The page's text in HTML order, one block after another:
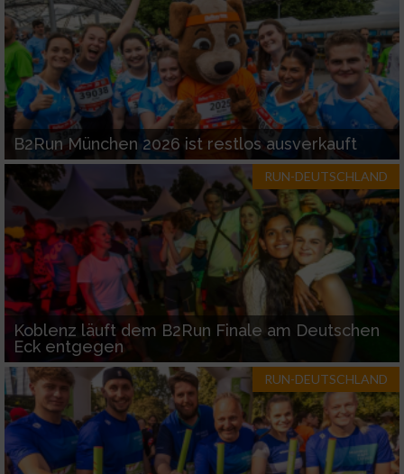
B2Run München 2026 ist restlos ausverkauft
RUN-DEUTSCHLAND
Koblenz läuft dem B2Run Finale am Deutschen
Eck entgegen
RUN-DEUTSCHLAND
Werbung